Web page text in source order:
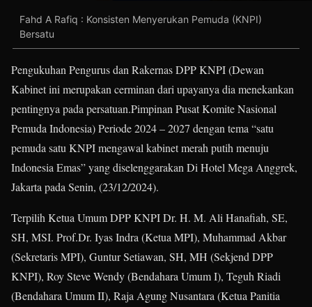
Fahd A Rafiq : Konsisten Menyerukan Pemuda (KNPI)
Bersatu
Pengukuhan Pengurus dan Rakernas DPP KNPI (Dewan
Kabinet ini merupakan cerminan dari upayanya dia menekankan
pentingnya pada persatuan.Pimpinan Pusat Komite Nasional
Pemuda Indonesia) Periode 2024 – 2027 dengan tema “satu
pemuda satu KNPI mengawal kabinet merah putih menuju
Indonesia Emas” yang diselenggarakan Di Hotel Mega Anggrek,
Jakarta pada Senin, (23/12/2024).
Terpilih Ketua Umum DPP KNPI Dr. H. M. Ali Hanafiah, SE,
SH, MSI. Prof.Dr. Iyas Indra (Ketua MPI), Muhammad Akbar
(Sekretaris MPI), Guntur Setiawan, SH, MH (Sekjend DPP
KNPI), Roy Steve Wendy (Bendahara Umum I), Teguh Riadi
(Bendahara Umum II), Raja Agung Nusantara (Ketua Panitia